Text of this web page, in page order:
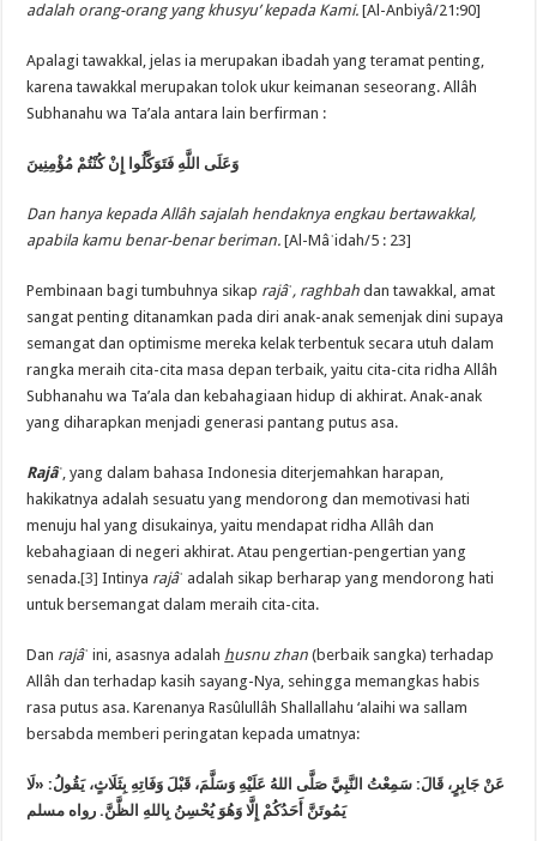
adalah orang-orang yang khusyu’ kepada Kami. [Al-Anbiyâ/21:90]
Apalagi tawakkal, jelas ia merupakan ibadah yang teramat penting,
karena tawakkal merupakan tolok ukur keimanan seseorang. Allâh
Subhanahu wa Ta’ala antara lain berfirman :
وَعَلَى اللَّهِ فَتَوَكَّلُوا إِنْ كُنْتُمْ مُؤْمِنِينَ
Dan hanya kepada Allâh sajalah hendaknya engkau bertawakkal,
apabila kamu benar-benar beriman. [Al-Mâˈidah/5 : 23]
Pembinaan bagi tumbuhnya sikap rajâˈ, raghbah dan tawakkal, amat
sangat penting ditanamkan pada diri anak-anak semenjak dini supaya
semangat dan optimisme mereka kelak terbentuk secara utuh dalam
rangka meraih cita-cita masa depan terbaik, yaitu cita-cita ridha Allâh
Subhanahu wa Ta’ala dan kebahagiaan hidup di akhirat. Anak-anak
yang diharapkan menjadi generasi pantang putus asa.
Rajâˈ, yang dalam bahasa Indonesia diterjemahkan harapan,
hakikatnya adalah sesuatu yang mendorong dan memotivasi hati
menuju hal yang disukainya, yaitu mendapat ridha Allâh dan
kebahagiaan di negeri akhirat. Atau pengertian-pengertian yang
senada.[3] Intinya rajâˈ adalah sikap berharap yang mendorong hati
untuk bersemangat dalam meraih cita-cita.
Dan rajâˈini, asasnya adalah husnu zhan(berbaik sangka) terhadap
Allâh dan terhadap kasih sayang-Nya, sehingga memangkas habis
rasa putus asa. Karenanya Rasûlullâh Shallallahu ‘alaihi wa sallam
bersabda memberi peringatan kepada umatnya:
عَنْ جَابِرٍ، قَالَ: سَمِعْتُ النَّبِيَّ صَلَّى اللهُ عَلَيْهِ وَسَلَّمَ، قَبْلَ وَفَاتِهِ بِثَلَاثٍ، يَقُولُ: «لَا
يَمُوتَنَّ أَحَدُكُمْ إِلَّا وَهُوَ يُحْسِنُ بِاللهِ الظَّنَّ. رواه مسلم